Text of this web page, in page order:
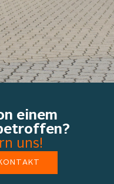
einem
uns!